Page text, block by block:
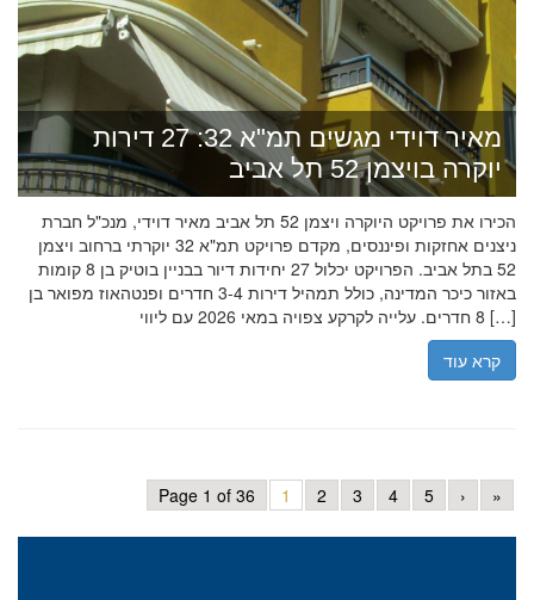
מאיר דוידי מגשים תמ"א 32: 27 דירות
יוקרה בויצמן 52 תל אביב
הכירו את פרויקט היוקרה ויצמן 52 תל אביב מאיר דוידי, מנכ"ל חברת
ניצנים אחזקות ופיננסים, מקדם פרויקט תמ"א 32 יוקרתי ברחוב ויצמן
52 בתל אביב. הפרויקט יכלול 27 יחידות דיור בבניין בוטיק בן 8 קומות
באזור כיכר המדינה, כולל תמהיל דירות 3-4 חדרים ופנטהאוז מפואר בן
8 חדרים. עלייה לקרקע צפויה במאי 2026 עם ליווי […]
קרא עוד
Page 1 of 36 1 2 3 4 5 › »